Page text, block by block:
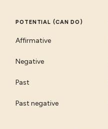
POTENTIAL (CAN DO)
Affirmative
Negative
Past
Past negative